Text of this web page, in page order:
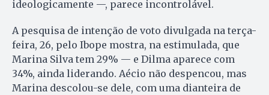
ideologicamente —, parece incontrolável.
A pesquisa de intenção de voto divulgada na terça-
feira, 26, pelo Ibope mostra, na estimulada, que
Marina Silva tem 29% — e Dilma aparece com
34%, ainda liderando. Aécio não despencou, mas
Marina descolou-se dele, com uma dianteira de